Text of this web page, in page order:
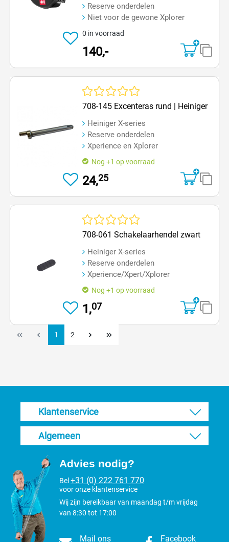
Reserve onderdelen
Niet voor de gewone Xplorer
0 in voorraad
140,-
708-145 Excenteras rund | Heiniger
Heiniger X-series
Reserve onderdelen
Xperience en Xplorer
Nog +1 op voorraad
24,25
Gemiddelde waardering van 0 van 5 sterren
708-061 Schakelaarhendel zwart
Heiniger X-series
Reserve onderdelen
Xperience/Xpert/Xplorer
Nog +1 op voorraad
1,07
1 2
Klantenservice
Algemeen
Advies nodig?
Bel +31 (0) 222 761 770
voor onze klantenservice
Wij zijn bereikbaar van maandag t/m vrijdag
van 8:30 tot 17:00
Mail ons Facebook